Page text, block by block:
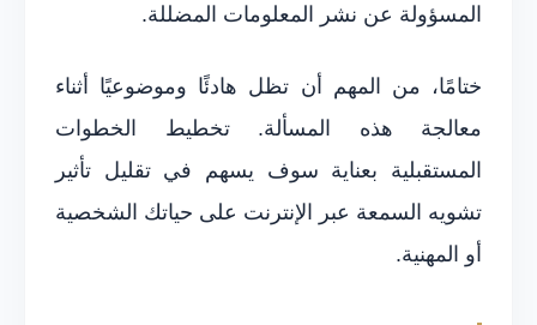
المسؤولة عن نشر المعلومات المضللة.
ختامًا، من المهم أن تظل هادئًا وموضوعيًا أثناء
معالجة هذه المسألة. تخطيط الخطوات
المستقبلية بعناية سوف يسهم في تقليل تأثير
تشويه السمعة عبر الإنترنت على حياتك الشخصية
أو المهنية.